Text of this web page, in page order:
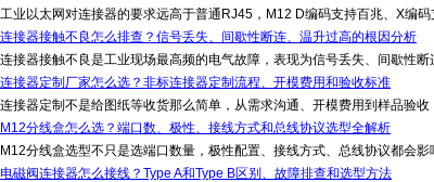
工业以太网对连接器的要求远高于普通RJ45，M12 D编码支持百兆、X编
连接器接触不良怎么排查？信号丢失、间歇性断连、温升过高的根因分析
连接器接触不良是工业现场最高频的电气故障，表现为信号丢失、间歇性
连接器定制厂家怎么选？非标连接器定制流程、开模费用和验收标准
连接器定制不是给图纸等收货那么简单，从需求沟通、开模费用到样品验
M12分线盒怎么选？端口数、极性、接线方式和总线协议选型全解析
M12分线盒选型不只是选端口数量，极性配置、接线方式、总线协议都会
电磁阀连接器怎么接线？Type A和Type B区别、故障排查和选型方法